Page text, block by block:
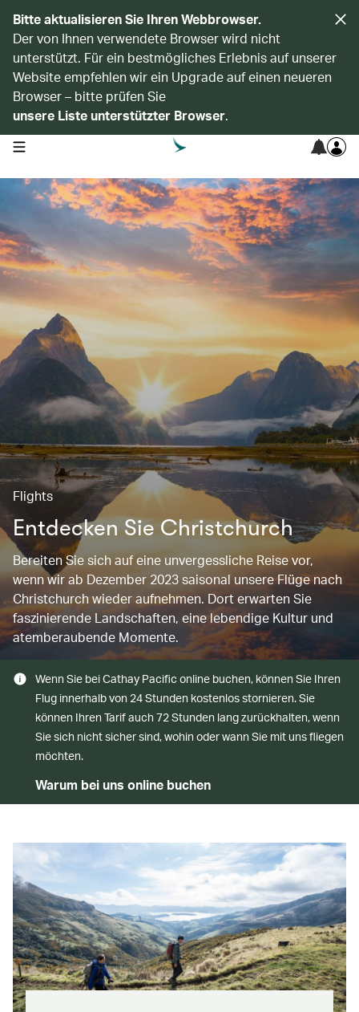
Bitte aktualisieren Sie Ihren Webbrowser.
Der von Ihnen verwendete Browser wird nicht
unterstützt. Für ein bestmögliches Erlebnis auf unserer
Website empfehlen wir ein Upgrade auf einen neueren
Browser – bitte prüfen Sie
unsere Liste unterstützter Browser.
open navigation menu
Flights
Entdecken Sie Christchurch
Bereiten Sie sich auf eine unvergessliche Reise vor,
wenn wir ab Dezember 2023 saisonal unsere Flüge nach
Christchurch wieder aufnehmen. Dort erwarten Sie
faszinierende Landschaften, eine lebendige Kultur und
atemberaubende Momente.
Wenn Sie bei Cathay Pacific online buchen, können Sie Ihren
Flug innerhalb von 24 Stunden kostenlos stornieren. Sie
können Ihren Tarif auch 72 Stunden lang zurückhalten, wenn
Sie sich nicht sicher sind, wohin oder wann Sie mit uns fliegen
möchten.
Warum bei uns online buchen